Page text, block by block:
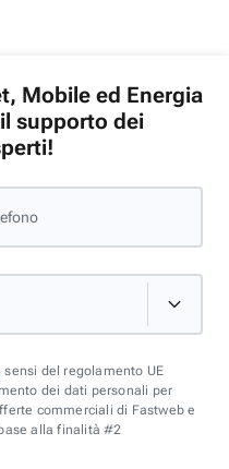
Mobile ed Energia
supporto dei
sensi del regolamento UE
dei dati personali per
commerciali di Fastweb e
alla finalità #2